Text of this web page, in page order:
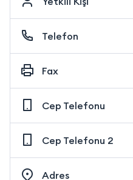
Telefon
Fax
Cep Telefonu
Cep Telefonu 2
Adres